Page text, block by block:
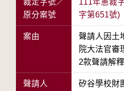
裁定字號／
原分案號
111年憲裁
字第651號)
案由
聲請人因土
院大法官審
2款聲請解釋
聲請人
矽谷學校財